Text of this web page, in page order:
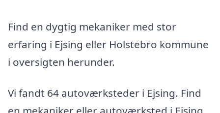
Find en dygtig mekaniker med stor
erfaring i Ejsing eller Holstebro kommune
i oversigten herunder.
Vi fandt 64 autoværksteder i Ejsing. Find